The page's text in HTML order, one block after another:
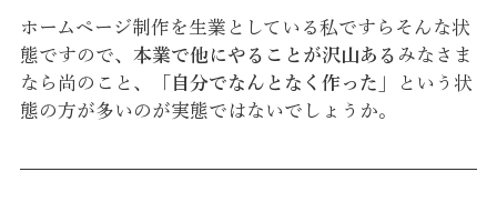
ホームページ制作を生業としている私ですらそんな状
態ですので、 本業で他にやることが沢山ある みなさま
なら尚のこと、
「自分でなんとなく作った」
という状
態の方が多いのが実態ではないでしょうか。